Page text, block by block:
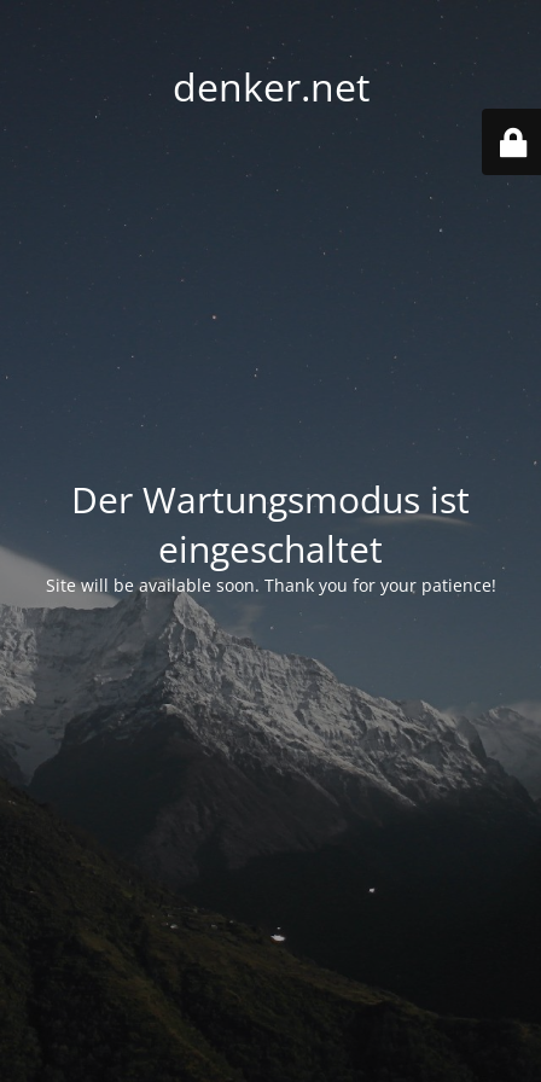
denker.net
Der Wartungsmodus ist
eingeschaltet
Site will be available soon. Thank you for your patience!